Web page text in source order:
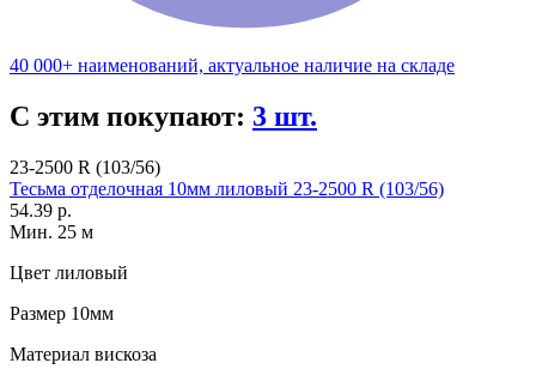
40 000+ наименований, актуальное наличие на складе
С этим покупают: 3 шт.
23-2500 R (103/56)
Тесьма отделочная 10мм лиловый 23-2500 R (103/56)
54.39 р.
Мин. 25 м
Цвет лиловый
Размер 10мм
Материал вискоза